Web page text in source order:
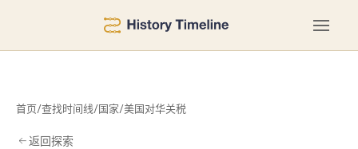
首页/查找时间线/国家/美国对华关税
返回探索